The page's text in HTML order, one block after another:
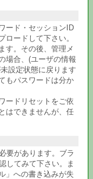
ード・セッションID
ードして下さい。
す。その後、管理メ
場合、(ユーザの情報
設定状態に戻ります
もパスワードは分か
ードリセットをご依
はできませんが、任
要があります。ブラ
してみて下さい。ま
」への書き込みが失